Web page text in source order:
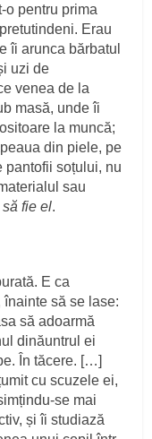
o pentru prima
Erau
îi arunca bărbatul
uzi de
venea de la
masă, unde îi
la muncă;
din piele, pe
pantofii soțului, nu
sau
să fie el.
E ca
să se lase:
să adoarmă
dinăuntrul ei
În tăcere. […]
cu scuzele ei,
se mai
și îi studiază